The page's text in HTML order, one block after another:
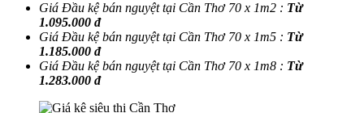
Giá Đầu kệ bán nguyệt tại Cần Thơ 70 x 1m2 : Từ
1.095.000 đ
Giá Đầu kệ bán nguyệttại Cần Thơ 70 x 1m5 : Từ
1.185.000 đ
Giá Đầu kệ bán nguyệttại Cần Thơ70 x 1m8 : Từ
1.283.000 đ